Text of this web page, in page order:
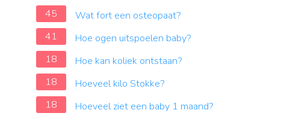
45
Wat fort een osteopaat?
41
Hoe ogen uitspoelen baby?
18
Hoe kan koliek ontstaan?
18
Hoeveel kilo Stokke?
18
Hoeveel ziet een baby 1 maand?